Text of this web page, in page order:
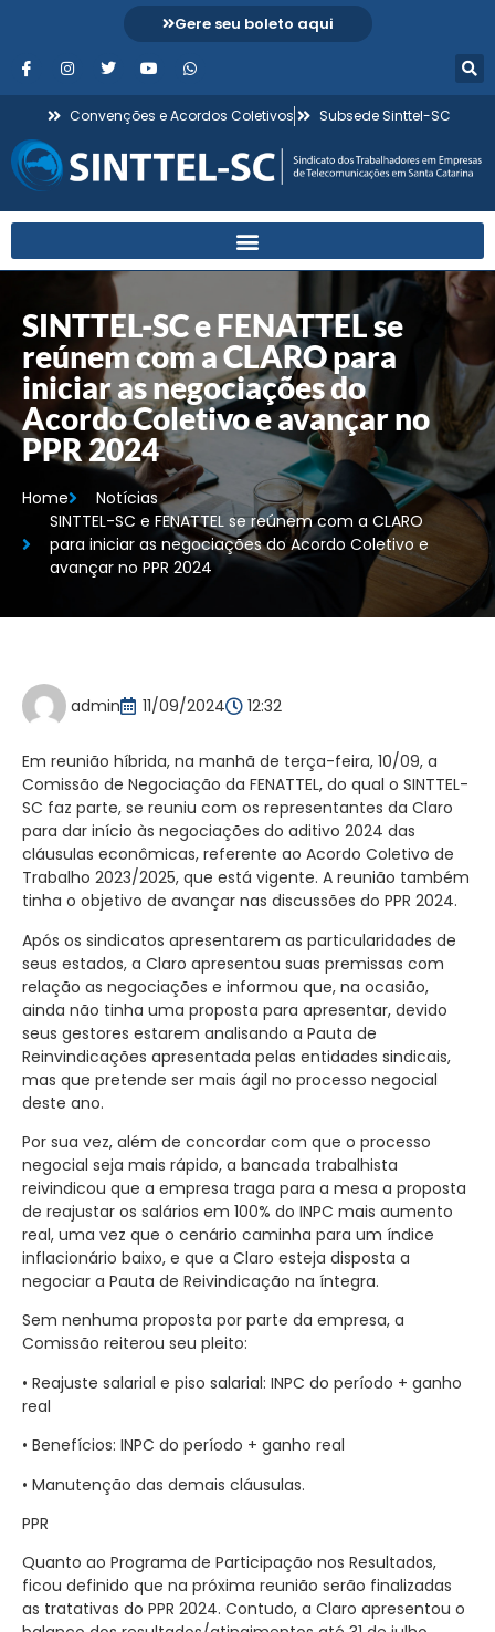
Gere seu boleto aqui
Convenções e Acordos Coletivos Subsede Sinttel-SC
SINTTEL-SC e FENATTEL se
reúnem com a CLARO para
iniciar as negociações do
Acordo Coletivo e avançar no
PPR 2024
Home
Notícias
SINTTEL-SC e FENATTEL se reúnem com a CLARO
para iniciar as negociações do Acordo Coletivo e
avançar no PPR 2024
admin 11/09/2024 12:32
Em reunião híbrida, na manhã de terça-feira, 10/09, a
Comissão de Negociação da FENATTEL, do qual o SINTTEL-
SC faz parte, se reuniu com os representantes da Claro
para dar início às negociações do aditivo 2024 das
cláusulas econômicas, referente ao Acordo Coletivo de
Trabalho 2023/2025, que está vigente. A reunião também
tinha o objetivo de avançar nas discussões do PPR 2024.
Após os sindicatos apresentarem as particularidades de
seus estados, a Claro apresentou suas premissas com
relação as negociações e informou que, na ocasião,
ainda não tinha uma proposta para apresentar, devido
seus gestores estarem analisando a Pauta de
Reinvindicações apresentada pelas entidades sindicais,
mas que pretende ser mais ágil no processo negocial
deste ano.
Por sua vez, além de concordar com que o processo
negocial seja mais rápido, a bancada trabalhista
reivindicou que a empresa traga para a mesa a proposta
de reajustar os salários em 100% do INPC mais aumento
real, uma vez que o cenário caminha para um índice
inflacionário baixo, e que a Claro esteja disposta a
negociar a Pauta de Reivindicação na íntegra.
Sem nenhuma proposta por parte da empresa, a
Comissão reiterou seu pleito:
• Reajuste salarial e piso salarial: INPC do período + ganho
real
• Benefícios: INPC do período + ganho real
• Manutenção das demais cláusulas.
PPR
Quanto ao Programa de Participação nos Resultados,
ficou definido que na próxima reunião serão finalizadas
as tratativas do PPR 2024. Contudo, a Claro apresentou o